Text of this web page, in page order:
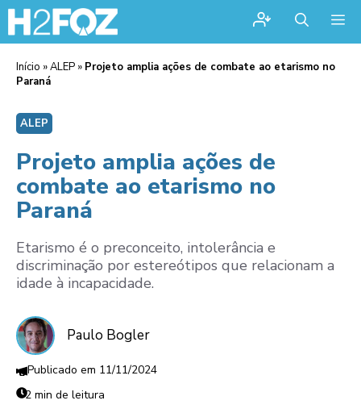
Início »ALEP » Projeto amplia ações de combate ao etarismo no
Paraná
ALEP
Projeto amplia ações de
combate ao etarismo no
Paraná
Etarismo é o preconceito, intolerância e
discriminação por estereótipos que relacionam a
idade à incapacidade.
Paulo Bogler
11/11/2024
2 min de leitura